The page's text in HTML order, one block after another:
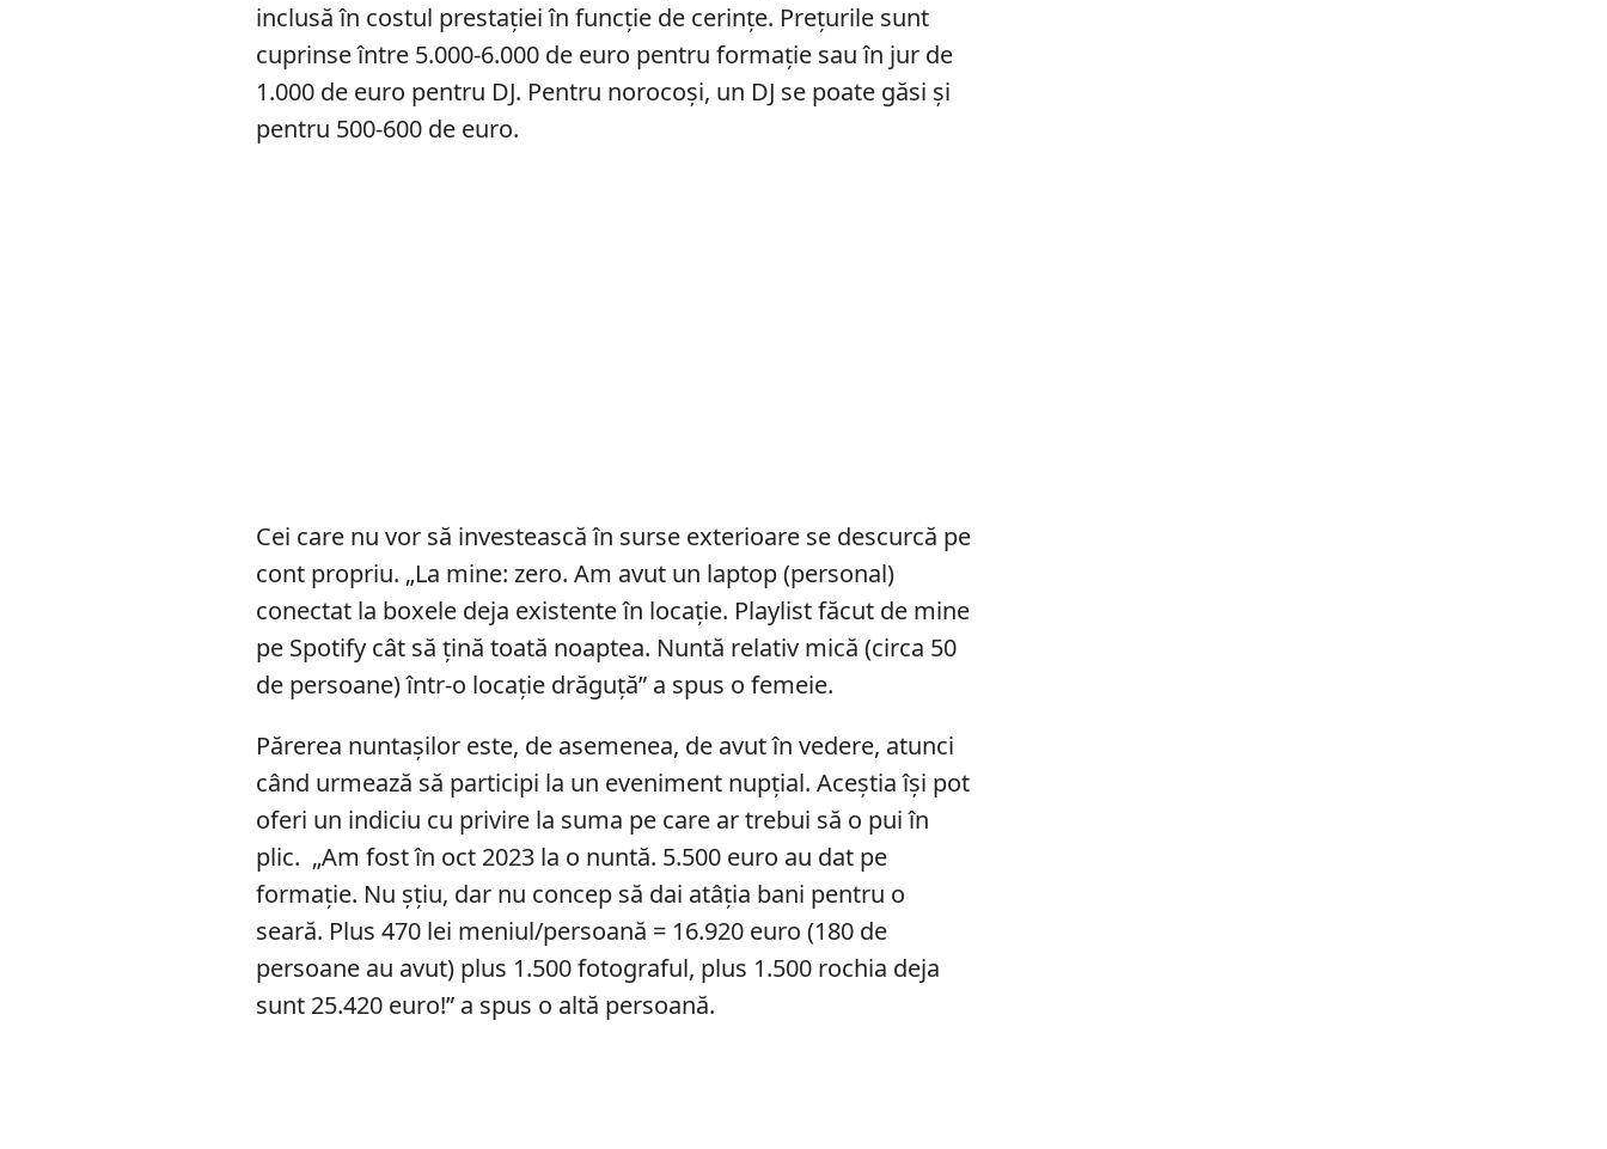
inclusă în costul prestației în funcție de cerințe. Prețurile sunt
cuprinse între 5.000-6.000 de euro pentru formație sau în jur de
1.000 de euro pentru DJ. Pentru norocoși, un DJ se poate găsi și
pentru 500-600 de euro.
Cei care nu vor să investească în surse exterioare se descurcă pe
cont propriu. „La mine: zero. Am avut un laptop (personal)
conectat la boxele deja existente în locație. Playlist făcut de mine
pe Spotify cât să țină toată noaptea. Nuntă relativ mică (circa 50
de persoane) într-o locație drăguță” a spus o femeie.
Părerea nuntașilor este, de asemenea, de avut în vedere, atunci
când urmează să participi la un eveniment nupțial. Aceștia își pot
oferi un indiciu cu privire la suma pe care ar trebui să o pui în
plic. „Am fost în oct 2023 la o nuntă. 5.500 euro au dat pe
formație. Nu șțiu, dar nu concep să dai atâția bani pentru o
seară. Plus 470 lei meniul/persoană = 16.920 euro (180 de
persoane au avut) plus 1.500 fotograful, plus 1.500 rochia deja
sunt 25.420 euro!” a spus o altă persoană.